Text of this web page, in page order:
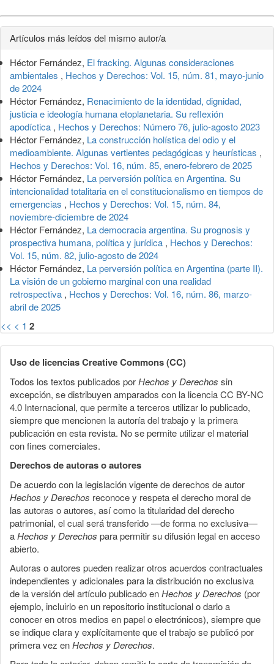
Detalles
del
artículo
Artículos más leídos del mismo autor/a
Héctor Fernández, El fracking. Algunas consideraciones
ambientales , Hechos y Derechos: Vol. 15, núm. 81, mayo-junio
de 2024
Héctor Fernández, Renacimiento de la identidad, dignidad,
justicia e ideología humana etoplanetaria. Su reflexión
apodíctica , Hechos y Derechos: Número 76, julio-agosto 2023
Héctor Fernández, La construcción holística del odio y el
medioambiente. Algunas vertientes pedagógicas y heurísticas ,
Hechos y Derechos: Vol. 16, núm. 85, enero-febrero de 2025
Héctor Fernández, La perversión política en Argentina. Su
intencionalidad totalitaria en el constitucionalismo en tiempos de
emergencias , Hechos y Derechos: Vol. 15, núm. 84,
noviembre-diciembre de 2024
Héctor Fernández, La democracia argentina. Su prognosis y
prospectiva humana, política y jurídica , Hechos y Derechos:
Vol. 15, núm. 82, julio-agosto de 2024
Héctor Fernández, La perversión política en Argentina (parte II).
La visión de un gobierno marginal con una realidad
retrospectiva , Hechos y Derechos: Vol. 16, núm. 86, marzo-
abril de 2025
<< < 1 2
Uso de licencias Creative Commons (CC)
Todos los textos publicados porHechos y Derechos sin
excepción, se distribuyen amparados con la licencia CC BY-NC
4.0 Internacional, que permite a terceros utilizar lo publicado,
siempre que mencionen la autoría del trabajo y la primera
publicación en esta revista. No se permite utilizar el material
con fines comerciales.
Derechos de autoras o autores
De acuerdo con la legislación vigente de derechos de autor
Hechos y Derechos reconoce y respeta el derecho moral de
las autoras o autores, así como la titularidad del derecho
patrimonial, el cual será transferido —de forma no exclusiva—
aHechos y Derechos para permitir su difusión legal en acceso
abierto.
Autoras o autores pueden realizar otros acuerdos contractuales
independientes y adicionales para la distribución no exclusiva
de la versión del artículo publicado enHechos y Derechos (por
ejemplo, incluirlo en un repositorio institucional o darlo a
conocer en otros medios en papel o electrónicos), siempre que
se indique clara y explícitamente que el trabajo se publicó por
primera vez enHechos y Derechos.